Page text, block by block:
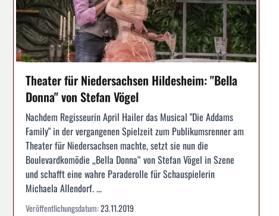
Theater für Niedersachsen Hildesheim: "Bella
Donna" von Stefan Vögel
Nachdem Regisseurin April Hailer das Musical "Die Addams
Family" in der vergangenen Spielzeit zum Publikumsrenner am
Theater für Niedersachsen machte, setzt sie nun die
Boulevardkomödie „Bella Donna“ von Stefan Vögel in Szene
und schafft eine wahre Paraderolle für Schauspielerin
Michaela Allendorf. ...
Veröffentlichungsdatum:23.11.2019